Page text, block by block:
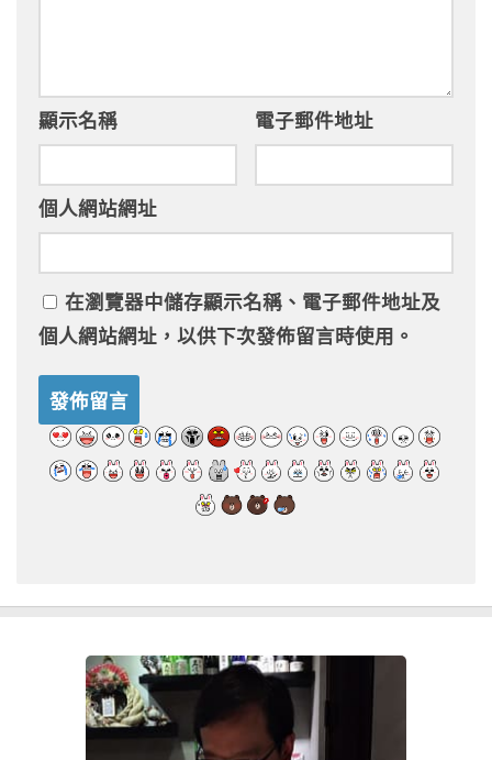
顯示名稱 電子郵件地址
個人網站網址
在瀏覽器中儲存顯示名稱、電子郵件地址及
個人網站網址，以供下次發佈留言時使用。